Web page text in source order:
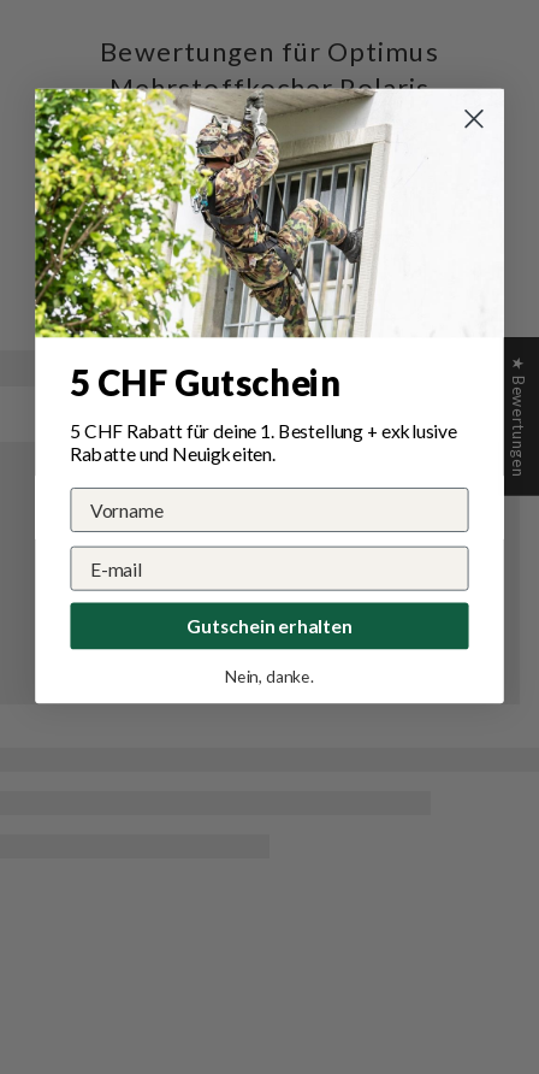
Bewertungen für Optimus
Mehrstoffkocher Polaris
Optifuel
Schreiben Sie die erste Bewertung
Schreibe
eine
Bewertung
Eine
Frage
stellen
★ Bewertungen
5 CHF Gutschein
5 CHF Rabatt für deine 1. Bestellung+ exklusive
Rabatte und Neuigkeiten.
Gutschein erhalten
Nein, danke.